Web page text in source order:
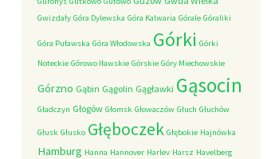
Gwizdały Góra Dylewska Góra Kalwaria Górale Góraliki
Góra Puławska Góra Włodowska Górki Górki
Noteckie Górowo Iławskie Górskie Góry Miechowskie
Górzno Gąbin Gągolin Gągławki Gąsocin
Gładczyn Głogów Głomsk Głowaczów Głuch Głuchów
Głusk Głusko Głęboczek Głębokie Hajnówka
Hamburg Hanna Hannover Harlev Harsz Havelberg